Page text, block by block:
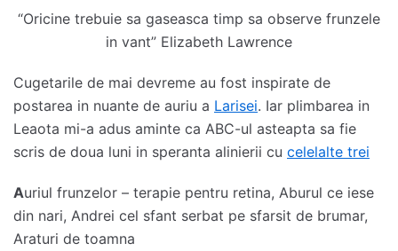
“Oricine trebuie sa gaseasca timp sa observe frunzele
in vant” Elizabeth Lawrence
Cugetarile de mai devreme au fost inspirate de
postarea in nuante de auriu a Larisei. Iar plimbarea in
Leaota mi-a adus aminte ca ABC-ul asteapta sa fie
scris de doua luni in speranta alinierii cu celelalte trei
Auriul frunzelor – terapie pentru retina, Aburul ce iese
din nari, Andrei cel sfant serbat pe sfarsit de brumar,
Araturi de toamna